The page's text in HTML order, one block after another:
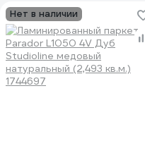
Нет в наличии